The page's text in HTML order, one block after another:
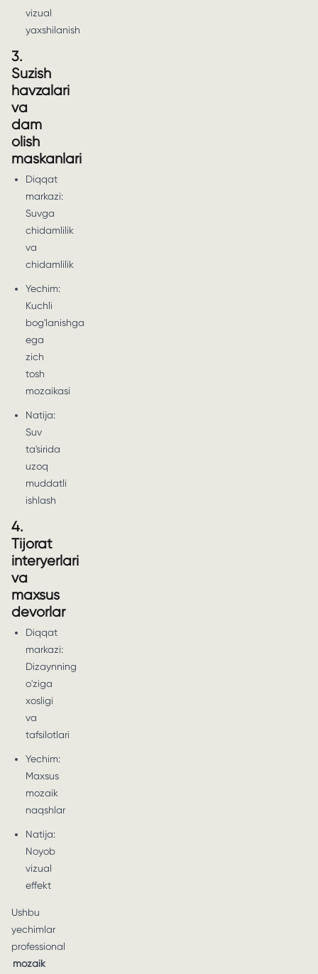
vizual
yaxshilanish
3.
Suzish
havzalari
va
dam
olish
maskanlari
Diqqat
markazi:
Suvga
chidamlilik
va
chidamlilik
Yechim:
Kuchli
bog'lanishga
ega
zich
tosh
mozaikasi
Natija:
Suv
ta'sirida
uzoq
muddatli
ishlash
4.
Tijorat
interyerlari
va
maxsus
devorlar
Diqqat
markazi:
Dizaynning
o'ziga
xosligi
va
tafsilotlari
Yechim:
Maxsus
mozaik
naqshlar
Natija:
Noyob
vizual
effekt
Ushbu
yechimlar
professional
mozaik